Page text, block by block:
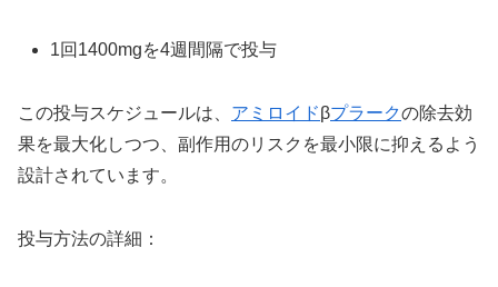
1回1400mgを4週間隔で投与
この投与スケジュールは、 アミロイドβプラークの除去効
果を最大化しつつ、副作用のリスクを最小限に抑えるよう
設計されています。
投与方法の詳細：